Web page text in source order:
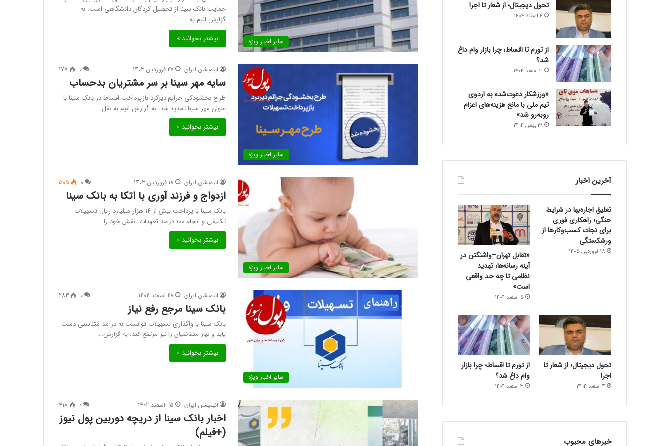
سایر اخبار ویژه
حمایت بانک سینا از تحصیل کردگان دانشگاهی است. به
گزارش انیم به…
بیشتر بخوانید »
سایر اخبار ویژه
انیمیشن ایران 27 فروردین 1403 0
177
سایه مهر سینا بر سر مشتریان بدحساب
طرح بخشودگی جرایم دیرکرد بازپرداخت اقساط در بانک سینا با
عنوان مهر سینا تمدید شد. به گزارش انیم به نقل…
بیشتر بخوانید »
سایر اخبار ویژه
انیمیشن ایران 18 فروردین 1403 0
505
ازدواج و فرزند آوری با اتکا به بانک سینا
بانک سینا با پرداخت بیش از ۱۴ هزار میلیارد ریال تسهیلات
تکلیفی و انجام ۱۰۰ درصد تعهدات، نقش خود را…
بیشتر بخوانید »
سایر اخبار ویژه
انیمیشن ایران 28 اسفند 1402 0
283
بانک سینا مرجع رفع نیاز
بانک سینا با واگذاری تسهیلات توانست به درآمد متناسبی دست
یابد و نیاز متقاضیان را نیز مرتفع کند. به گزارش…
بیشتر بخوانید »
انیمیشن ایران 25 اسفند 1402 0
418
اخبار بانک سینا از دریچه دوربین پول نیوز
(+فیلم)
تحول دیجیتال؛ از شعار تا اجرا
4 اسفند 1404
از تورم تا اقساط؛ چرا بازار وام داغ
شد؟
3 اسفند 1404
«ورزشکار دعوت‌شده به اردوی
تیم ملی با مانع هزینه‌های اعزام
روبه‌رو شد»
29 بهمن 1404
آخرین اخبار
تعلیق اجاره‌بها در شرایط
جنگی؛ راهکاری فوری
برای نجات کسب‌وکارها از
ورشکستگی
18 فروردین 1405
«تقابل تهران–واشنگتن در
آینه رسانه‌ها؛ تهدید
نظامی تا چه حد واقعی
است»
5 اسفند 1404
تحول دیجیتال؛ از شعار تا
اجرا
4 اسفند 1404
از تورم تا اقساط؛ چرا بازار
وام داغ شد؟
3 اسفند 1404
خبرهای محبوب